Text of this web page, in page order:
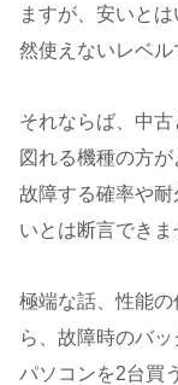
ますが、安いと
然使えないレベル
それならば、中
図れる機種の方
故障する確率や
いとは断言できま
極端な話、性能
ら、故障時のバ
パソコンを2台買